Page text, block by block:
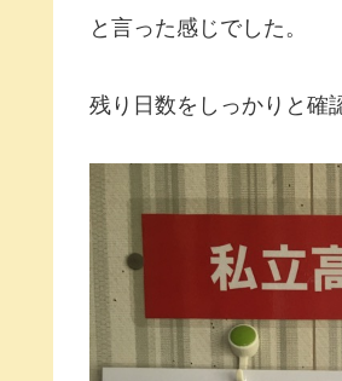
と言った感じでした。
残り日数をしっかりと確